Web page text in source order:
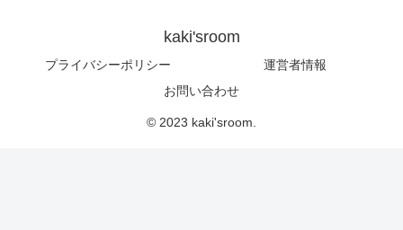
kaki'sroom
プライバシーポリシー
運営者情報
お問い合わせ
© 2023 kaki'sroom.